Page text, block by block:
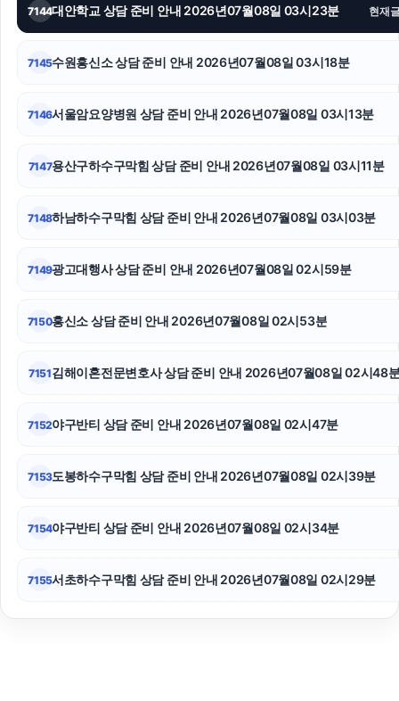
대전이혼전문변호사
양천구하수구막힘
인스타그램 팔로워 늘리기
서울이혼전문변호사
인스타 좋아요 구매
7144대안학교 상담 준비 안내 2026년07월08일 03시23분 현재
7145수원흥신소 상담 준비 안내 2026년07월08일 03시18분
7146서울암요양병원 상담 준비 안내 2026년07월08일 03시13분
7147용산구하수구막힘 상담 준비 안내 2026년07월08일 03시11분
7148하남하수구막힘 상담 준비 안내 2026년07월08일 03시03분
7149광고대행사 상담 준비 안내 2026년07월08일 02시59분
7150흥신소 상담 준비 안내 2026년07월08일 02시53분
7151김해이혼전문변호사 상담 준비 안내 2026년07월08일 02시48
7152야구반티 상담 준비 안내 2026년07월08일 02시47분
7153도봉하수구막힘 상담 준비 안내 2026년07월08일 02시39분
7154야구반티 상담 준비 안내 2026년07월08일 02시34분
7155서초하수구막힘 상담 준비 안내 2026년07월08일 02시29분